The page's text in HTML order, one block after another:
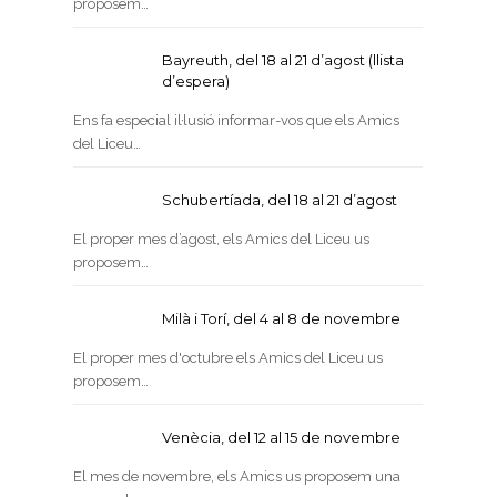
proposem…
Bayreuth, del 18 al 21 d’agost (llista
d’espera)
Ens fa especial il·lusió informar-vos que els Amics
del Liceu…
Schubertíada, del 18 al 21 d’agost
El proper mes d’agost, els Amics del Liceu us
proposem…
Milà i Torí, del 4 al 8 de novembre
El proper mes d'octubre els Amics del Liceu us
proposem…
Venècia, del 12 al 15 de novembre
El mes de novembre, els Amics us proposem una